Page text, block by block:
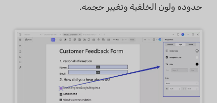
حدوده ولون الخلفية وتغيير حجمه.